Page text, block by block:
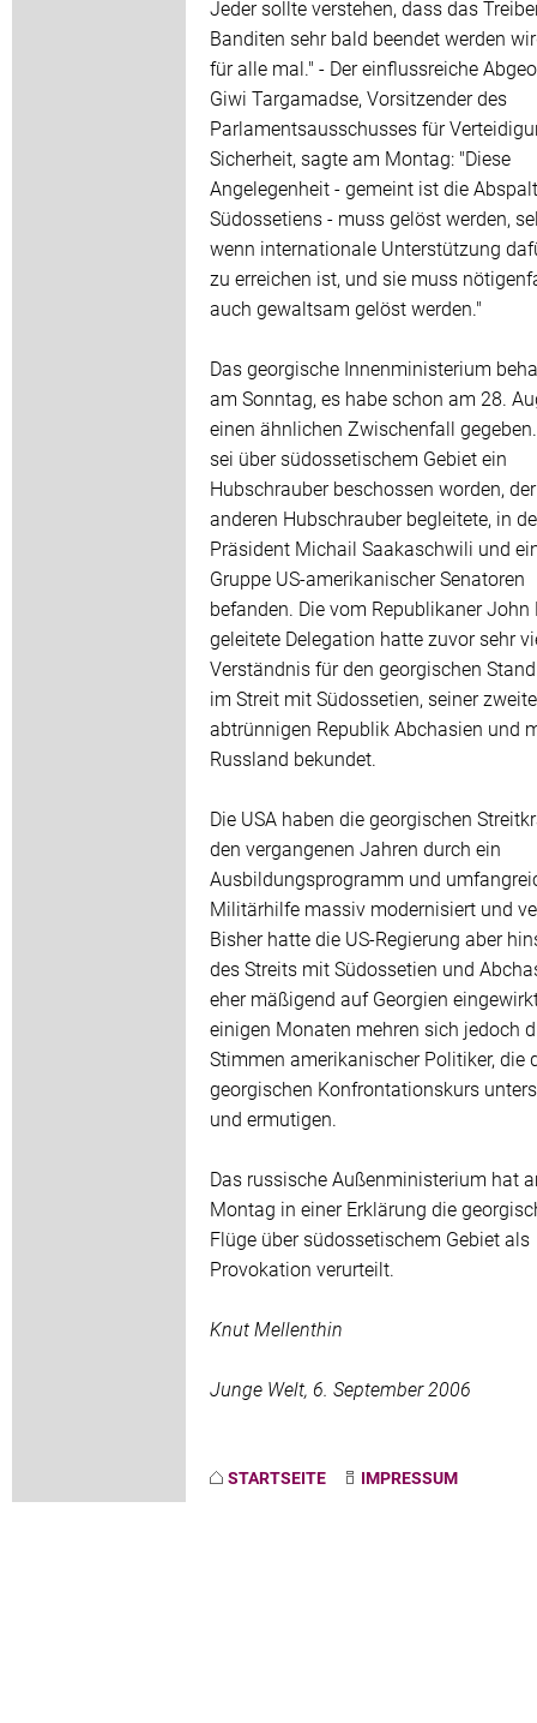
Jeder sollte verstehen, dass das
Banditen sehr bald beendet werden
für alle mal." - Der einflussreiche
Giwi Targamadse, Vorsitzender des
Parlamentsausschusses für
Sicherheit, sagte am Montag: "Diese
Angelegenheit - gemeint ist die
Südossetiens - muss gelöst werden,
wenn internationale Unterstützung
zu erreichen ist, und sie muss
auch gewaltsam gelöst werden."
Das georgische Innenministerium
am Sonntag, es habe schon am 28.
einen ähnlichen Zwischenfall
sei über südossetischem Gebiet ein
Hubschrauber beschossen worden,
anderen Hubschrauber begleitete, in
Präsident Michail Saakaschwili und
Gruppe US-amerikanischer Senatoren
befanden. Die vom Republikaner John
geleitete Delegation hatte zuvor sehr
Verständnis für den georgischen
im Streit mit Südossetien, seiner
abtrünnigen Republik Abchasien und
Russland bekundet.
Die USA haben die georgischen
den vergangenen Jahren durch ein
Ausbildungsprogramm und
Militärhilfe massiv modernisiert und
Bisher hatte die US-Regierung aber
des Streits mit Südossetien und
eher mäßigend auf Georgien
einigen Monaten mehren sich jedoch
Stimmen amerikanischer Politiker, die
georgischen Konfrontationskurs
und ermutigen.
Das russische Außenministerium hat
Montag in einer Erklärung die
Flüge über südossetischem Gebiet als
Provokation verurteilt.
Knut Mellenthin
Junge Welt, 6. September 2006
STARTSEITE IMPRESSUM